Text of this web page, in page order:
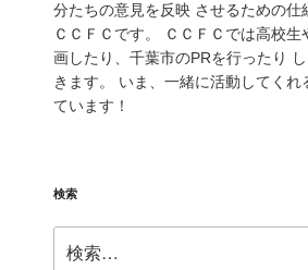
分たちの意見を反映 させるための
ＣＣＦＣです。 ＣＣＦＣでは高校
画したり、千葉市のPRを行ったり
きます。 いま、一緒に活動してく
ています！
検索
索: